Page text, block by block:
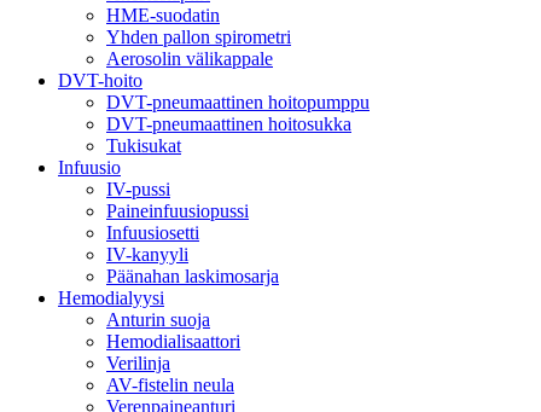
HME-suodatin
Yhden pallon spirometri
Aerosolin välikappale
DVT-hoito
DVT-pneumaattinen hoitopumppu
DVT-pneumaattinen hoitosukka
Tukisukat
Infuusio
IV-pussi
Paineinfuusiopussi
Infuusiosetti
IV-kanyyli
Päänahan laskimosarja
Hemodialyysi
Anturin suoja
Hemodialisaattori
Verilinja
AV-fistelin neula
Verenpaineanturi